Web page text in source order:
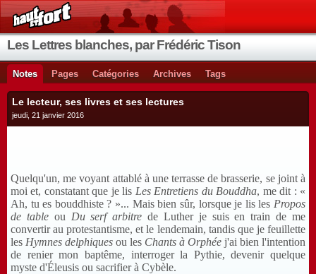
Les Lettres blanches, par Frédéric Tison
Notes Pages Catégories Archives Tags
Le lecteur, ses livres et ses lectures
jeudi, 21 janvier 2016
Quelqu'un, me voyant attablé à une terrasse de brasserie, se joint à
moi et, constatant que je lis Les Entretiens du Bouddha, me dit : «
Ah, tu es bouddhiste ? »... Mais bien sûr, lorsque je lis les Propos
de table ou Du serf arbitre de Luther je suis en train de me
convertir au protestantisme, et le lendemain, tandis que je feuillette
les Hymnes delphiques ou les Chants à Orphée j'ai bien l'intention
de renier mon baptême, interroger la Pythie, devenir quelque
myste d'Éleusis ou sacrifier à Cybèle.